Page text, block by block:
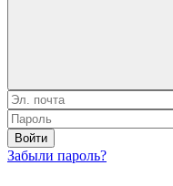
Войти
Забыли пароль?